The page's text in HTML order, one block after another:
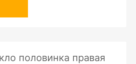
половинка правая